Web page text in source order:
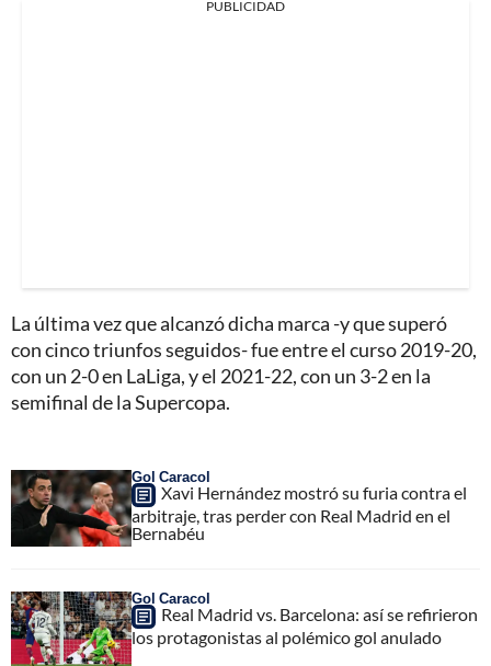
PUBLICIDAD
La última vez que alcanzó dicha marca -y que superó
con cinco triunfos seguidos- fue entre el curso 2019-20,
con un 2-0 en LaLiga, y el 2021-22, con un 3-2 en la
semifinal de la Supercopa.
Gol Caracol
Xavi Hernández mostró su furia contra el
arbitraje, tras perder con Real Madrid en el
Bernabéu
Gol Caracol
Real Madrid vs. Barcelona: así se refirieron
los protagonistas al polémico gol anulado